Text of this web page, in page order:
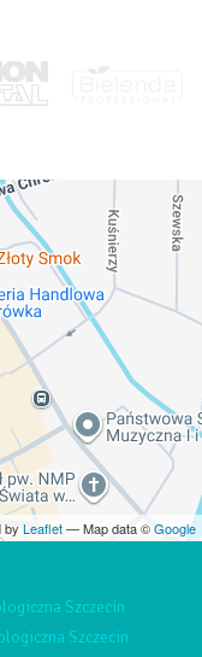
by Leaflet— Map data ©Google
Szczecin
Szczecin